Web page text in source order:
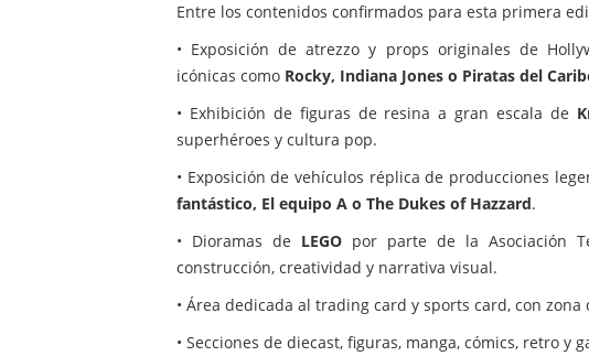
Entre los contenidos confirmados para esta primera
• Exposición de atrezzo y props originales de
icónicas como Rocky, Indiana Jones o Piratas del
• Exhibición de figuras de resina a gran escala de
superhéroes y cultura pop.
• Exposición de vehículos réplica de producciones
fantástico, El equipo A o The Dukes of Hazzard.
• Dioramas de LEGO por parte de la Asociación
construcción, creatividad y narrativa visual.
• Área dedicada al trading card y sports card, con
• Secciones de diecast, figuras, manga, cómics, retro y